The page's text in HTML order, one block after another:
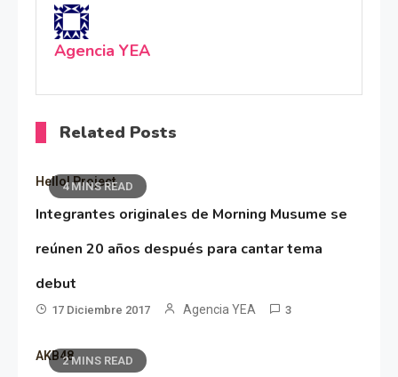
Agencia YEA
Related Posts
4 MINS READ
Hello! Project
Integrantes originales de Morning Musume se
reúnen 20 años después para cantar tema
debut
17 Diciembre 2017 Agencia YEA 3
2 MINS READ
AKB48